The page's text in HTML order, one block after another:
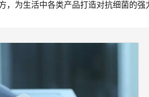
，为生活中各类产品打造对抗细菌的